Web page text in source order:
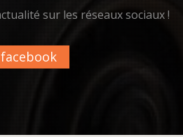
sur les réseaux sociaux !